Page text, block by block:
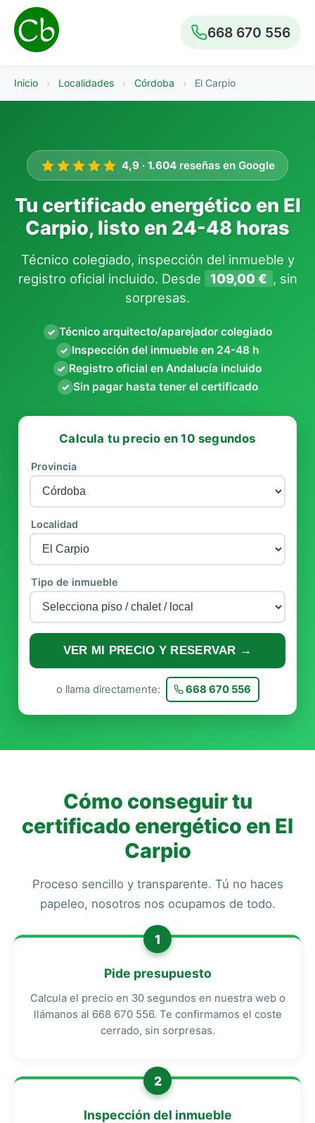
668 670 556
Inicio › Localidades › Córdoba › El Carpio
4,9 · 1.604 reseñas en Google
Tu certificado energético en El
Carpio, listo en 24-48 horas
Técnico colegiado, inspección del inmueble y
registro oficial incluido. Desde
109,00 € , sin
sorpresas.
✓ Técnico arquitecto/aparejador colegiado
✓ Inspección del inmueble en 24-48 h
✓ Registro oficial en Andalucía incluido
✓ Sin pagar hasta tener el certificado
Calcula tu precio en 10 segundos
Provincia
Localidad
Tipo de inmueble
VER MI PRECIO Y RESERVAR →
o llama directamente: 668 670 556
Cómo conseguir tu
certificado energético en El
Carpio
Proceso sencillo y transparente. Tú no haces
papeleo, nosotros nos ocupamos de todo.
1
Pide presupuesto
Calcula el precio en 30 segundos en nuestra web o
llámanos al 668 670 556. Te confirmamos el coste
cerrado, sin sorpresas.
2
Inspección del inmueble